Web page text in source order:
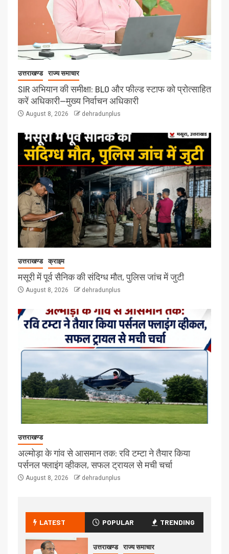
उत्तराखण्ड राज्य समाचार
SIR अभियान की समीक्षा: BLO और फील्ड स्टाफ को प्रोत्साहित
करें अधिकारी—मुख्य निर्वाचन अधिकारी
August 8, 2026 dehradunplus
उत्तराखण्ड क्राइम
मसूरी में पूर्व सैनिक की संदिग्ध मौत, पुलिस जांच में जुटी
August 8, 2026 dehradunplus
उत्तराखण्ड
अल्मोड़ा के गांव से आसमान तक: रवि टम्टा ने तैयार किया
पर्सनल फ्लाइंग व्हीकल, सफल ट्रायल से मची चर्चा
August 8, 2026 dehradunplus
LATEST POPULAR TRENDING
उत्तराखण्ड राज्य समाचार